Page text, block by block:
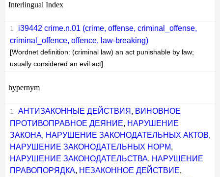
Interlingual Index
i39442 crime.n.01 (crime, offense, criminal_offense,
criminal_offence, offence, law-breaking)
[Wordnet definition: (criminal law) an act punishable by law;
usually considered an evil act]
hypernym
АНТИЗАКОННЫЕ ДЕЙСТВИЯ , ВИНОВНОЕ
ПРОТИВОПРАВНОЕ ДЕЯНИЕ, НАРУШЕНИЕ
ЗАКОНА, НАРУШЕНИЕ ЗАКОНОДАТЕЛЬНЫХ АКТОВ,
НАРУШЕНИЕ ЗАКОНОДАТЕЛЬНЫХ НОРМ,
НАРУШЕНИЕ ЗАКОНОДАТЕЛЬСТВА, НАРУШЕНИЕ
ПРАВОПОРЯДКА, НЕЗАКОННОЕ ДЕЙСТВИЕ,